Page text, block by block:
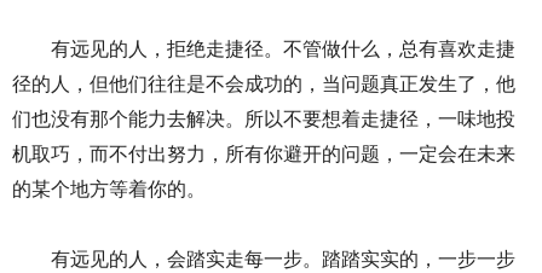
有远见的人，拒绝走捷径。不管做什么，总有喜欢走捷
径的人，但他们往往是不会成功的，当问题真正发生了，他
们也没有那个能力去解决。所以不要想着走捷径，一味地投
机取巧，而不付出努力，所有你避开的问题，一定会在未来
的某个地方等着你的。
有远见的人，会踏实走每一步。踏踏实实的，一步一步